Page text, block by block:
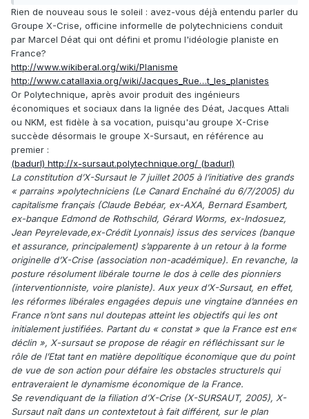
Rien de nouveau sous le soleil : avez-vous déjà entendu parler du
Groupe X-Crise, officine informelle de polytechniciens conduit
par Marcel Déat qui ont défini et promu l'idéologie planiste en
France?
http://www.wikiberal.org/wiki/Planisme
http://www.catallaxia.org/wiki/Jacques_Rue…t_les_planistes
Or Polytechnique, après avoir produit des ingénieurs
économiques et sociaux dans la lignée des Déat, Jacques Attali
ou NKM, est fidèle à sa vocation, puisqu'au groupe X-Crise
succède désormais le groupe X-Sursaut, en référence au
premier :
(badurl) http://x-sursaut.polytechnique.org/ (badurl)
La constitution d’X-Sursaut le 7 juillet 2005 à l’initiative des grands
« parrains »polytechniciens (Le Canard Enchaîné du 6/7/2005) du
capitalisme français (Claude Bebéar, ex-AXA, Bernard Esambert,
ex-banque Edmond de Rothschild, Gérard Worms, ex-Indosuez,
Jean Peyrelevade,ex-Crédit Lyonnais) issus des services (banque
et assurance, principalement) s’apparente à un retour à la forme
originelle d’X-Crise (association non-académique). En revanche, la
posture résolument libérale tourne le dos à celle des pionniers
(interventionniste, voire planiste). Aux yeux d’X-Sursaut, en effet,
les réformes libérales engagées depuis une vingtaine d’années en
France n’ont sans nul doutepas atteint les objectifs qui les ont
initialement justifiées. Partant du « constat » que la France est en«
déclin », X-sursaut se propose de réagir en réfléchissant sur le
rôle de l’Etat tant en matière depolitique économique que du point
de vue de son action pour défaire les obstacles structurels qui
entraveraient le dynamisme économique de la France.
Se revendiquant de la filiation d’X-Crise (X-SURSAUT, 2005), X-
Sursaut naît dans un contextetout à fait différent, sur le plan